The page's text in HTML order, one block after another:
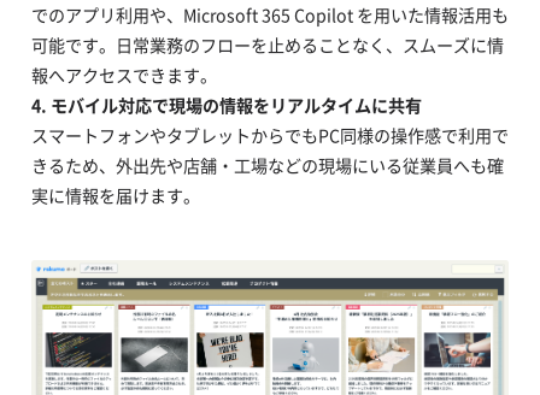
でのアプリ利用や、Microsoft 365 Copilot を用いた情報活用も
可能です。日常業務のフローを止めることなく、スムーズに情
報へアクセスできます。
4. モバイル対応で現場の情報をリアルタイムに共有
スマートフォンやタブレットからでもPC同様の操作感で利用で
きるため、外出先や店舗・工場などの現場にいる従業員へも確
実に情報を届けます。